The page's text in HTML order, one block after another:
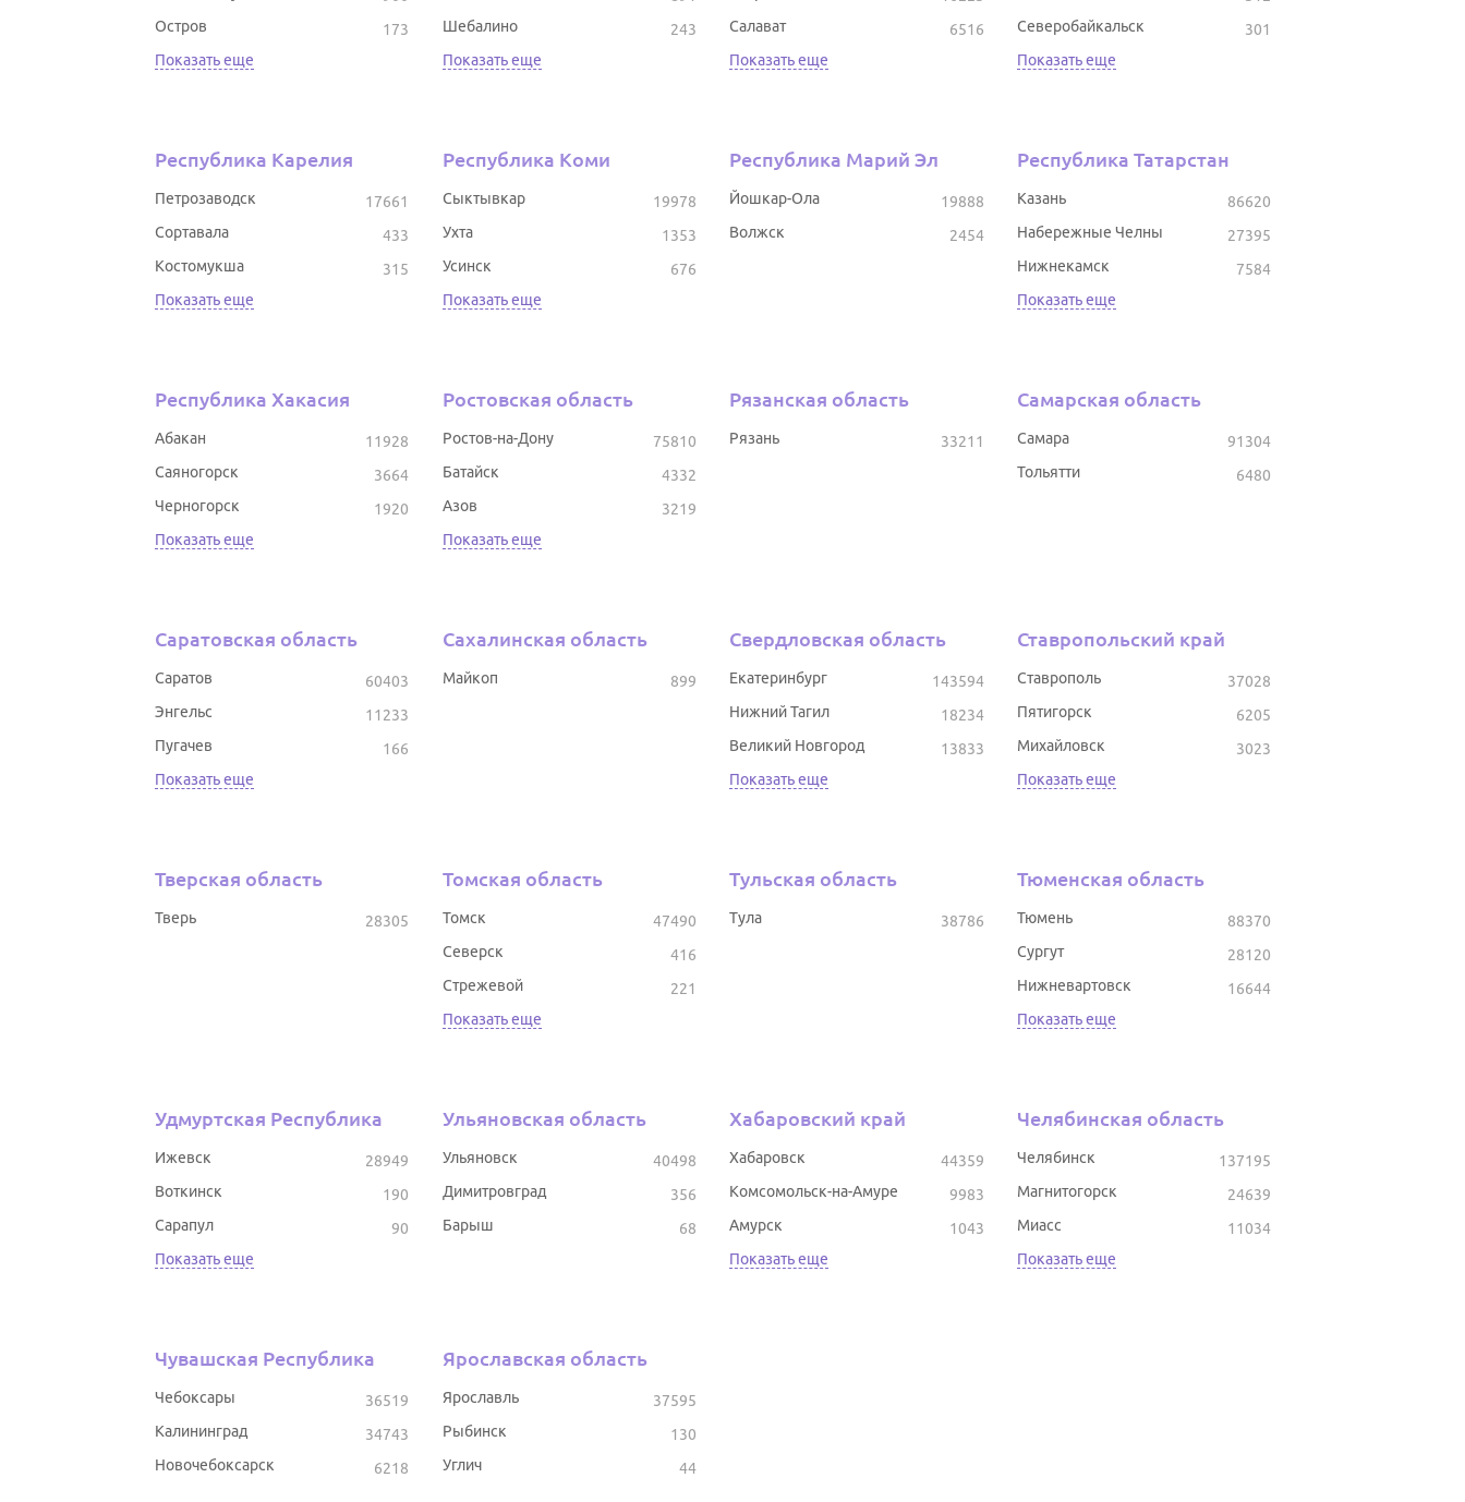
173
Остров
Показать еще
243
Шебалино
Показать еще
6516
Салават
Показать еще
301
Северобайкальск
Показать еще
Республика Карелия
17661
Петрозаводск
433
Сортавала
315
Костомукша
Показать еще
Республика Коми
19978
Сыктывкар
1353
Ухта
676
Усинск
Показать еще
Республика Марий Эл
19888
Йошкар-Ола
2454
Волжск
Республика Татарстан
86620
Казань
27395
Набережные Челны
7584
Нижнекамск
Показать еще
Республика Хакасия
11928
Абакан
3664
Саяногорск
1920
Черногорск
Показать еще
Ростовская область
75810
Ростов-на-Дону
4332
Батайск
3219
Азов
Показать еще
Рязанская область
33211
Рязань
Самарская область
91304
Самара
6480
Тольятти
Саратовская область
60403
Саратов
11233
Энгельс
166
Пугачев
Показать еще
Сахалинская область
899
Майкоп
Свердловская область
143594
Екатеринбург
18234
Нижний Тагил
13833
Великий Новгород
Показать еще
Ставропольский край
37028
Ставрополь
6205
Пятигорск
3023
Михайловск
Показать еще
Тверская область
28305
Тверь
Томская область
47490
Томск
416
Северск
221
Стрежевой
Показать еще
Тульская область
38786
Тула
Тюменская область
88370
Тюмень
28120
Сургут
16644
Нижневартовск
Показать еще
Удмуртская Республика
28949
Ижевск
190
Воткинск
90
Сарапул
Показать еще
Ульяновская область
40498
Ульяновск
356
Димитровград
68
Барыш
Хабаровский край
44359
Хабаровск
9983
Комсомольск-на-Амуре
1043
Амурск
Показать еще
Челябинская область
137195
Челябинск
24639
Магнитогорск
11034
Миасс
Показать еще
Чувашская Республика
36519
Чебоксары
34743
Калининград
6218
Новочебоксарск
Ярославская область
37595
Ярославль
130
Рыбинск
44
Углич